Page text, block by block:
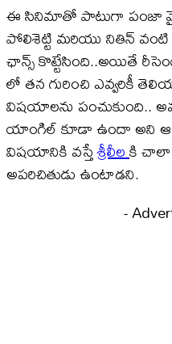
ఈ సినిమాతో పాటుగా పంజా
పోలిశెట్టి మరియు నితిన్
ఛాన్స్ కొట్టేసింది..అయితే
లో తన గురించి ఎవ్వరికీ
విషయాలను పంచుకుంది..
యాంగిల్ కూడా ఉందా అని
విషయానికి వస్తేశ్రీలీలకి
అపరిచితుడు ఉంటాడని.
-